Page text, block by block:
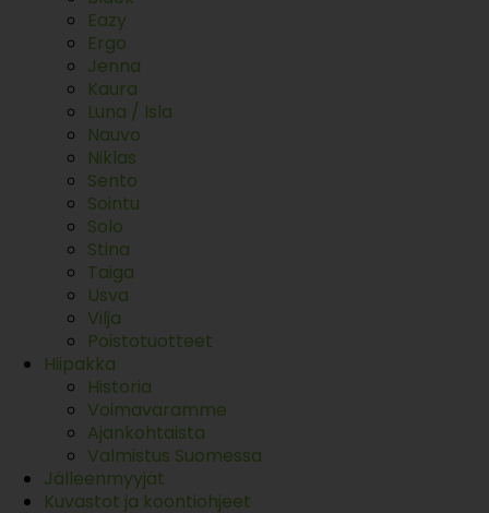
Eazy
Ergo
Jenna
Kaura
Luna / Isla
Nauvo
Niklas
Sento
Sointu
Solo
Stina
Taiga
Usva
Vilja
Poistotuotteet
Hiipakka
Historia
Voimavaramme
Ajankohtaista
Valmistus Suomessa
Jälleenmyyjät
Kuvastot ja koontiohjeet